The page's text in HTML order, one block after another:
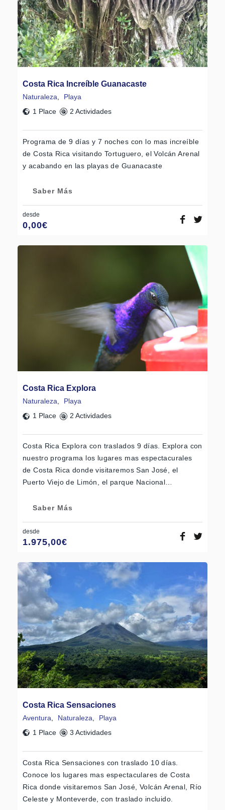
Costa Rica Increíble Guanacaste
Naturaleza
Playa
1 Place
2 Actividades
Programa de 9 días y 7 noches con lo mas increíble
de Costa Rica visitando Tortuguero, el Volcán Arenal
y acabando en las playas de Guanacaste
Saber Más
desde
0,00€
Costa Rica Explora
Naturaleza,
Playa
1 Place
2 Actividades
Costa Rica Explora con traslados 9 días. Explora con
nuestro programa los lugares mas espectacurales
de Costa Rica donde visitaremos San José, el
Puerto Viejo de Limón, el parque Nacional…
Saber Más
desde
1.975,00€
Costa Rica Sensaciones
Aventura Naturaleza
Playa
1 Place
3 Actividades
Costa Rica Sensaciones con traslado 10 días.
Conoce los lugares mas espectaculares de Costa
Rica donde visitaremos San José, Volcán Arenal, Río
Celeste y Monteverde, con traslado incluido.